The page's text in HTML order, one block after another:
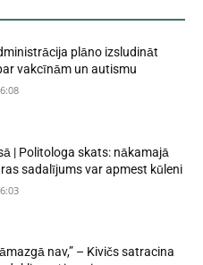
plāno izsludināt
vakcīnām un autismu
| Politologa skats: nākamajā
sadalījums var apmest kūleni
nav,” – Kivičs satracina